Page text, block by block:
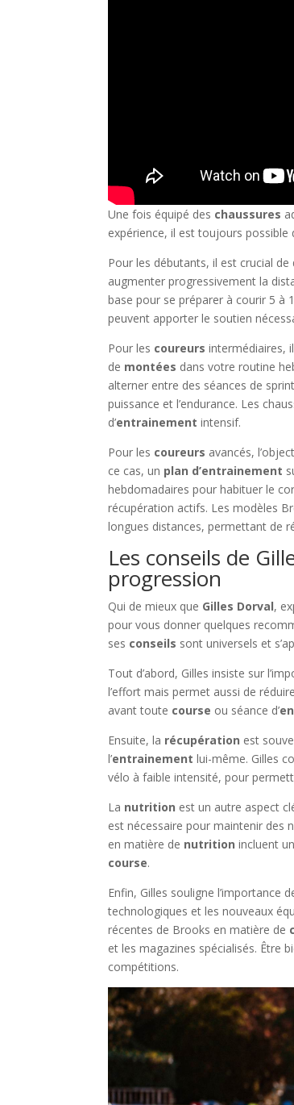
Une fois équipé des chaussures
expérience, il est toujours possible
Pour les débutants, il est crucial
augmenter progressivement la
base pour se préparer à courir 5 à
peuvent apporter le soutien
Pour les coureurs intermédiaires,
de montées dans votre routine
alterner entre des séances de
puissance et l’endurance. Les
d’entrainement intensif.
Pour les coureurs avancés,
ce cas, un plan d’entrainement
hebdomadaires pour habituer le
récupération actifs. Les modèles
longues distances, permettant de
Les conseils de
progression
Qui de mieux que Gilles Dorval,
pour vous donner quelques
ses conseils sont universels et
Tout d’abord, Gilles insiste sur
l’effort mais permet aussi de
avant toute course ou séance d’
Ensuite, la récupération est
l’entrainement lui-même. Gilles
vélo à faible intensité, pour
La nutrition est un autre aspect
est nécessaire pour maintenir des
en matière de nutrition incluent
course.
Enfin, Gilles souligne l’importance
technologiques et les nouveaux
récentes de Brooks en matière de
et les magazines spécialisés. Être
compétitions.